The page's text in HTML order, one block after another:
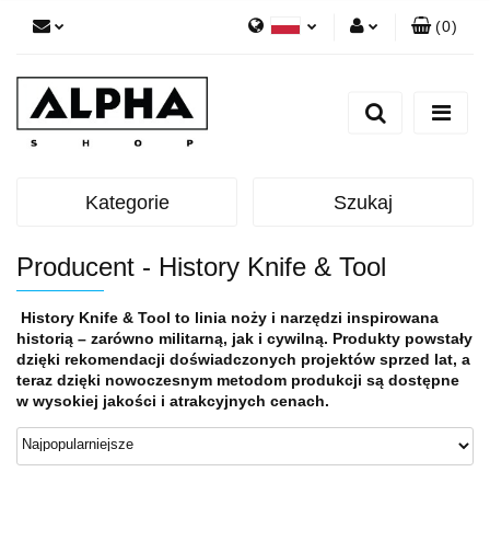
Zarejestruj się
(0)
Kategorie Szukaj
Producent - History Knife & Tool
History Knife & Tool to linia noży i narzędzi inspirowana
historią – zarówno militarną, jak i cywilną. Produkty powstały
dzięki rekomendacji doświadczonych projektów sprzed lat, a
teraz dzięki nowoczesnym metodom produkcji są dostępne
w wysokiej jakości i atrakcyjnych cenach.